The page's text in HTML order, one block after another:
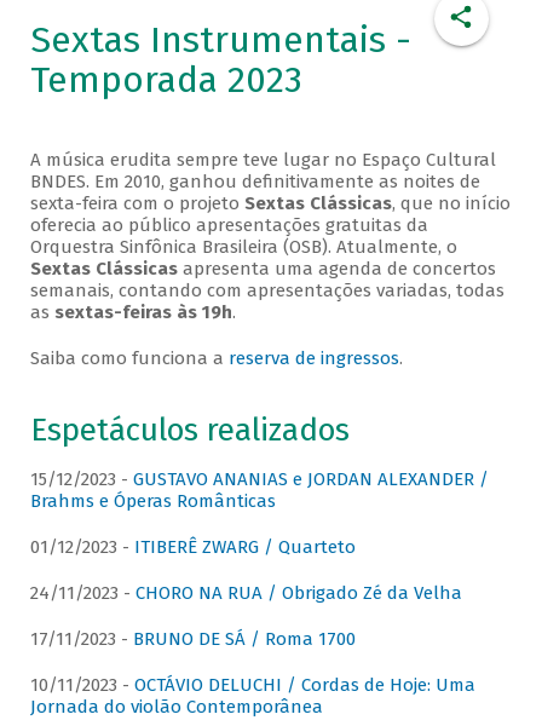
Sextas Instrumentais -
Temporada 2023
A música erudita sempre teve lugar no Espaço Cultural
BNDES. Em 2010, ganhou definitivamente as noites de
sexta-feira com o projeto Sextas Clássicas, que no início
oferecia ao público apresentações gratuitas da
Orquestra Sinfônica Brasileira (OSB). Atualmente, o
Sextas Clássicasapresenta uma agenda de concertos
semanais, contando com apresentações variadas, todas
as sextas-feiras às 19h.
Saiba como funciona a reserva de ingressos.
Espetáculos realizados
15/12/2023 - GUSTAVO ANANIAS e JORDAN ALEXANDER /
Brahms e Óperas Românticas
01/12/2023 - ITIBERÊ ZWARG / Quarteto
24/11/2023 - CHORO NA RUA / Obrigado Zé da Velha
17/11/2023 - BRUNO DE SÁ / Roma 1700
10/11/2023 - OCTÁVIO DELUCHI / Cordas de Hoje: Uma
Jornada do violão Contemporânea